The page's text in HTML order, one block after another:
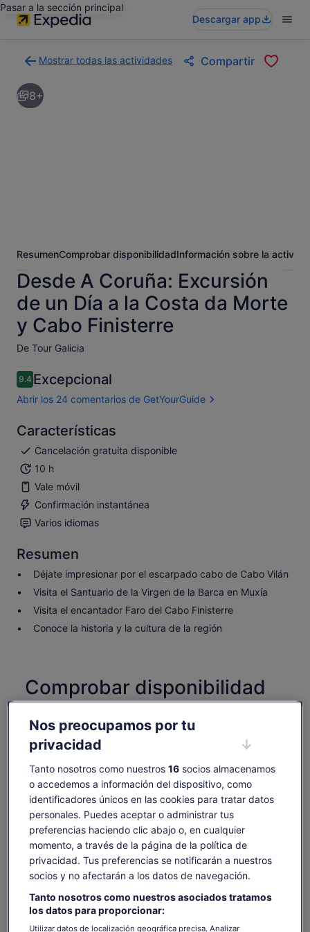
Pasar a la sección principal
Descargar app
Mostrar todas las actividades
a
la
página
Compartir
8+
ResumenComprobar disponibilidadInformación sobre la
Desde A Coruña: Excursión
de un Día a la Costa da Morte
y Cabo Finisterre
De Tour Galicia
9.49.4 sobre 10
Excepcional
Abrir los 24 comentarios de GetYourGuide
Características
Cancelación gratuita disponible
10 h
Vale móvil
Confirmación instantánea
Varios idiomas
Resumen
Déjate impresionar por el escarpado cabo de Cabo Vilán
Visita el Santuario de la Virgen de la Barca en Muxía
Visita el encantador Faro del Cabo Finisterre
Conoce la historia y la cultura de la región
Comprobar disponibilidad
vie, 7 ago - vie, 21 ago
1 adulto
vie., 7 ago. sáb., 8 ago.
-
dom., 9 ago.
54 €
lun., 10 ago. mar., 11 ago.
El
precio
es
de
54 €
54 €
por adulto
Ver entradas
Es posible que el contenido de esta página se haya
traducido automáticamente.
Ver texto original (inglés)
abre
una
Nos preocupamos por tu
privacidad
Tanto nosotros como nuestros 16socios almacenamos
o accedemos a información del dispositivo, como
identificadores únicos en las cookies para tratar datos
personales. Puedes aceptar o administrar tus
preferencias haciendo clic abajo o, en cualquier
momento, a través de la página de la política de
privacidad. Tus preferencias se notificarán a nuestros
socios y no afectarán a los datos de navegación.
Tanto nosotros como nuestros asociados tratamos
los datos para proporcionar:
Utilizar datos de localización geográfica precisa. Analizar